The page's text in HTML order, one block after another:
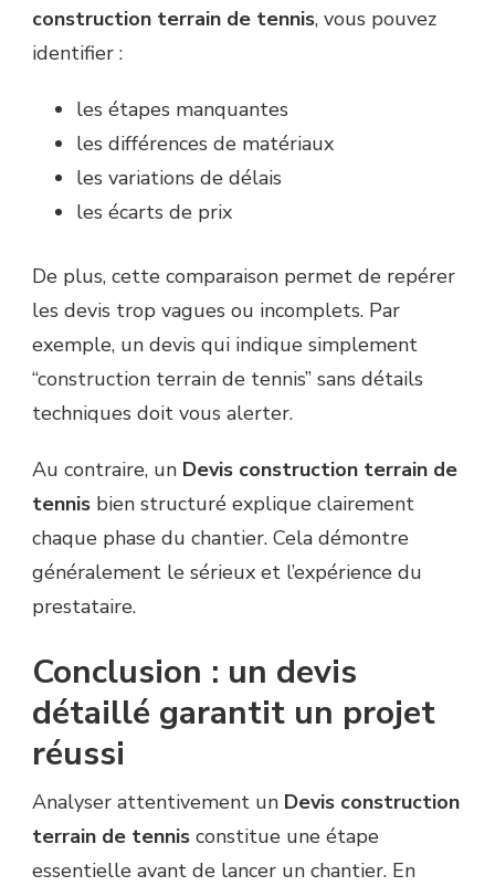
construction terrain de tennis, vous pouvez
identifier :
les étapes manquantes
les différences de matériaux
les variations de délais
les écarts de prix
De plus, cette comparaison permet de repérer
les devis trop vagues ou incomplets. Par
exemple, un devis qui indique simplement
“construction terrain de tennis” sans détails
techniques doit vous alerter.
Au contraire, un Devis construction terrain de
tennis bien structuré explique clairement
chaque phase du chantier. Cela démontre
généralement le sérieux et l’expérience du
prestataire.
Conclusion : un devis
détaillé garantit un projet
réussi
Analyser attentivement un Devis construction
terrain de tennis constitue une étape
essentielle avant de lancer un chantier. En